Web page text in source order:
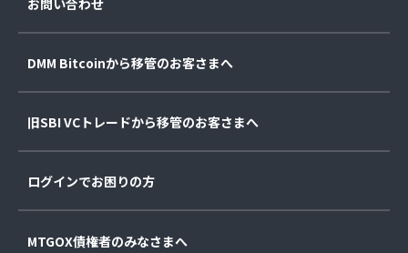
DMM Bitcoinから移管のお客さまへ
旧SBI VCトレードから移管のお客さまへ
ログインでお困りの方
MTGOX債権者のみなさまへ